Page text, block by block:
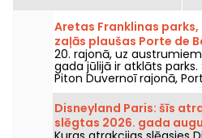
Aretas Franklinas
zaļās plaušas Porte de
20. rajonā, uz
gada jūlijā ir atklāts
Piton Duvernoī rajonā,
pusē, un tā ir jauna zaļa
rajonā.
Disneyland Paris: šīs
slēgtas 2026. gada